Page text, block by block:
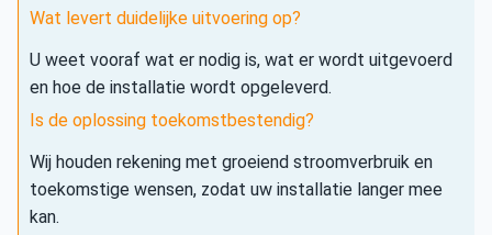
Wat levert duidelijke uitvoering op?
U weet vooraf wat er nodig is, wat er wordt uitgevoerd
en hoe de installatie wordt opgeleverd.
Is de oplossing toekomstbestendig?
Wij houden rekening met groeiend stroomverbruik en
toekomstige wensen, zodat uw installatie langer mee
kan.